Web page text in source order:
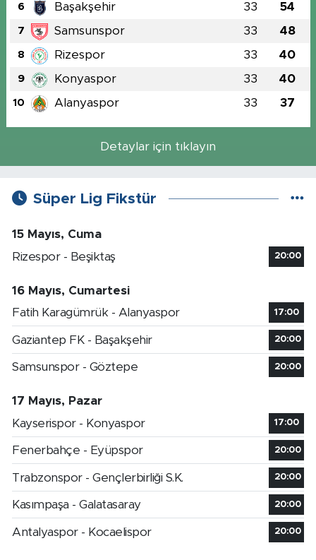
6 Başakşehir 33 54
7 Samsunspor 33 48
8 Rizespor 33 40
9 Konyaspor 33 40
10 Alanyaspor 33 37
Detaylar için tıklayın
Süper Lig Fikstür
15 Mayıs, Cuma
Rizespor - Beşiktaş
20:00
16 Mayıs, Cumartesi
Fatih Karagümrük - Alanyaspor
17:00
Gaziantep FK - Başakşehir 20:00
Samsunspor - Göztepe 20:00
17 Mayıs, Pazar
Kayserispor - Konyaspor
17:00
Fenerbahçe - Eyüpspor 20:00
Trabzonspor - Gençlerbirliği S.K. 20:00
Kasımpaşa - Galatasaray 20:00
Antalyaspor - Kocaelispor 20:00